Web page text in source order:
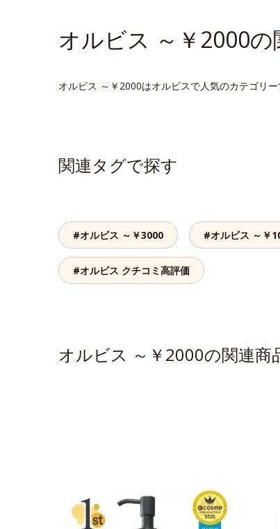
オルビス ～￥2000の
オルビス ～￥2000はオルビスで人気のカテゴリ
関連タグで探す
#オルビス ～￥3000 #オルビス ～￥
#オルビス クチコミ高評価
オルビス ～￥2000の関連